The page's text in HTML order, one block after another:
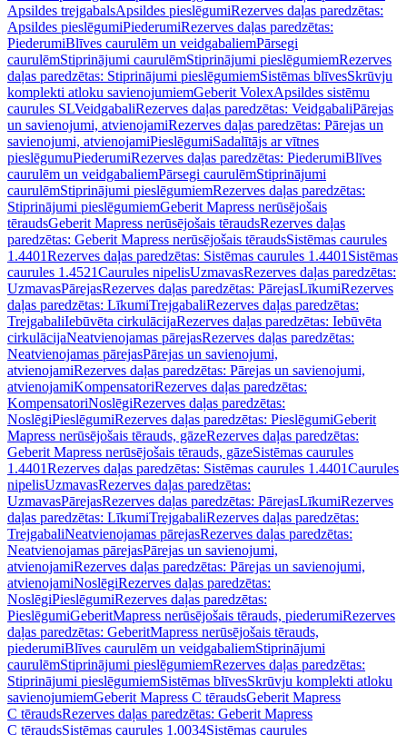
Apsildes trejgabalsApsildes pieslēgumiRezerves daļas paredzētas:
Apsildes pieslēgumiPiederumiRezerves daļas paredzētas:
PiederumiBlīves caurulēm un veidgabaliemPārsegi
caurulēmStiprinājumi caurulēmStiprinājumi pieslēgumiemRezerves
daļas paredzētas: Stiprinājumi pieslēgumiemSistēmas blīvesSkrūvju
komplekti atloku savienojumiemGeberit VolexApsildes sistēmu
caurules SLVeidgabaliRezerves daļas paredzētas: VeidgabaliPārejas
un savienojumi, atvienojamiRezerves daļas paredzētas: Pārejas un
savienojumi, atvienojamiPieslēgumiSadalītājs ar vītnes
pieslēgumuPiederumiRezerves daļas paredzētas: PiederumiBlīves
caurulēm un veidgabaliemPārsegi caurulēmStiprinājumi
caurulēmStiprinājumi pieslēgumiemRezerves daļas paredzētas:
Stiprinājumi pieslēgumiemGeberit Mapress nerūsējošais
tēraudsGeberit Mapress nerūsējošais tēraudsRezerves daļas
paredzētas: Geberit Mapress nerūsējošais tēraudsSistēmas caurules
1.4401Rezerves daļas paredzētas: Sistēmas caurules 1.4401 Sistēmas
caurules 1.4521Caurules nipelisUzmavasRezerves daļas paredzētas:
UzmavasPārejasRezerves daļas paredzētas: PārejasLīkumiRezerves
daļas paredzētas: LīkumiTrejgabaliRezerves daļas paredzētas:
TrejgabaliIebūvēta cirkulācijaRezerves daļas paredzētas: Iebūvēta
cirkulācijaNeatvienojamas pārejasRezerves daļas paredzētas:
Neatvienojamas pārejasPārejas un savienojumi,
atvienojamiRezerves daļas paredzētas: Pārejas un savienojumi,
atvienojamiKompensatoriRezerves daļas paredzētas:
KompensatoriNoslēgiRezerves daļas paredzētas:
NoslēgiPieslēgumiRezerves daļas paredzētas: PieslēgumiGeberit
Mapress nerūsējošais tērauds, gāzeRezerves daļas paredzētas:
Geberit Mapress nerūsējošais tērauds, gāzeSistēmas caurules
1.4401Rezerves daļas paredzētas: Sistēmas caurules 1.4401Caurules
nipelisUzmavasRezerves daļas paredzētas:
UzmavasPārejasRezerves daļas paredzētas: PārejasLīkumiRezerves
daļas paredzētas: LīkumiTrejgabaliRezerves daļas paredzētas:
TrejgabaliNeatvienojamas pārejasRezerves daļas paredzētas:
Neatvienojamas pārejasPārejas un savienojumi,
atvienojamiRezerves daļas paredzētas: Pārejas un savienojumi,
atvienojamiNoslēgiRezerves daļas paredzētas:
NoslēgiPieslēgumiRezerves daļas paredzētas:
PieslēgumiGeberitMapress nerūsējošais tērauds, piederumiRezerves
daļas paredzētas: GeberitMapress nerūsējošais tērauds,
piederumiBlīves caurulēm un veidgabaliemStiprinājumi
caurulēmStiprinājumi pieslēgumiemRezerves daļas paredzētas:
Stiprinājumi pieslēgumiemSistēmas blīvesSkrūvju komplekti atloku
savienojumiemGeberit Mapress C tēraudsGeberit Mapress
C tēraudsRezerves daļas paredzētas: Geberit Mapress
C tēraudsSistēmas caurules 1.0034Sistēmas caurules